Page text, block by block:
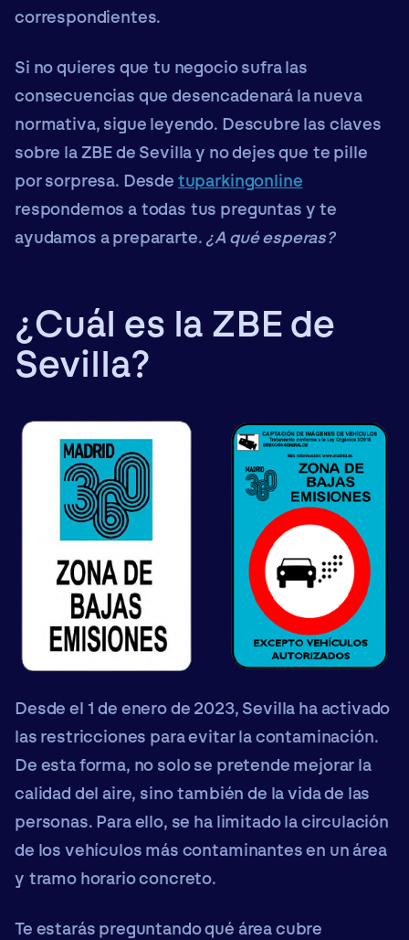
correspondientes.
Si no quieres que tu negocio sufra las
consecuencias que desencadenará la nueva
normativa, sigue leyendo. Descubre las claves
sobre la ZBE de Sevilla y no dejes que te pille
por sorpresa. Desde tuparkingonline
respondemos a todas tus preguntas y te
ayudamos a prepararte. ¿A qué esperas?
¿Cuál es la ZBE de
Sevilla?
Desde el 1 de enero de 2023, Sevilla ha activado
las restricciones para evitar la contaminación.
De esta forma, no solo se pretende mejorar la
calidad del aire, sino también de la vida de las
personas. Para ello, se ha limitado la circulación
de los vehículos más contaminantes en un área
y tramo horario concreto.
Te estarás preguntando qué área cubre